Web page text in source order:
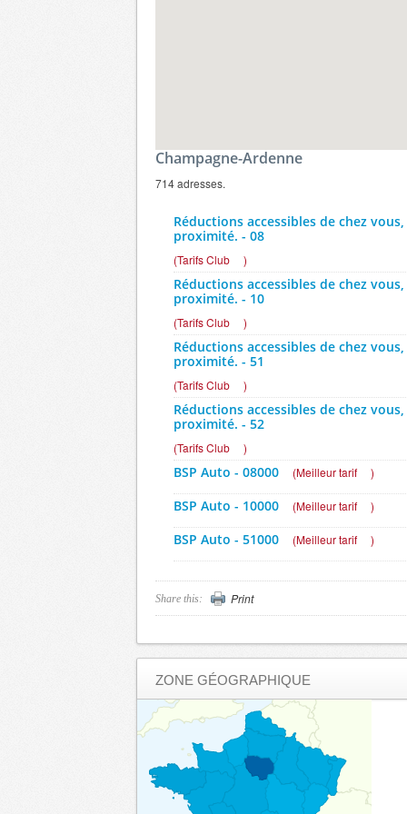
Champagne-Ardenne
714 adresses.
Réductions accessibles de chez
proximité. - 08
(Tarifs Club )
Réductions accessibles de chez
proximité. - 10
(Tarifs Club )
Réductions accessibles de chez
proximité. - 51
(Tarifs Club )
Réductions accessibles de chez
proximité. - 52
(Tarifs Club )
BSP Auto - 08000 (Meilleur tarif )
BSP Auto - 10000 (Meilleur tarif )
BSP Auto - 51000 (Meilleur tarif )
Bons d’achats, chèques et cartes
chers - 08000
(jusqu'à -13% )
Bons d’achats, chèques et cartes
chers - 08000
(jusqu'à -13% )
Bons d’achats, chèques et cartes
chers - 10000
(jusqu'à -13%
Bons d’achats, chèques et cartes
chers - 51000
Share this: Print
ZONE GÉOGRAPHIQUE